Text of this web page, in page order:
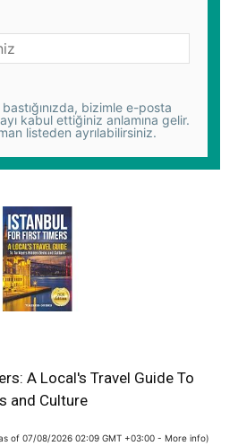
bizimle e-posta
kabul ettiğiniz anlamına gelir.
listeden ayrılabilirsiniz.
A Local's Travel Guide To
and Culture
of 07/08/2026 02:09 GMT +03:00 - More info)